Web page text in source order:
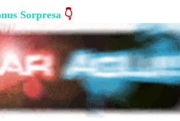
Sorpresa 👇